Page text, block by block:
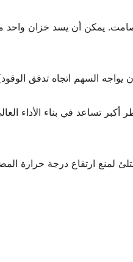
يمكن أن يسد خزان
تساعد في بناء الأداء